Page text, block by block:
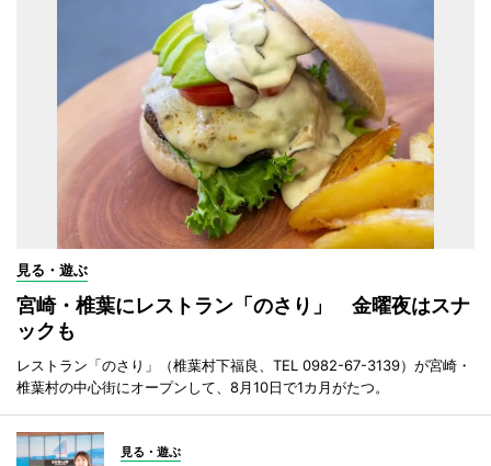
見る・遊ぶ
宮崎・椎葉にレストラン「のさり」 金曜夜はスナ
ックも
レストラン「のさり」（椎葉村下福良、TEL 0982-67-3139）が宮崎・
椎葉村の中心街にオープンして、8月10日で1カ月がたつ。
見る・遊ぶ